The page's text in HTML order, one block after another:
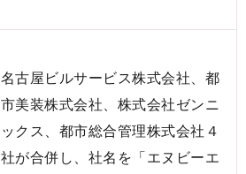
名古屋ビルサービス株式会社、都
市美装株式会社、株式会社ゼンニ
ックス、都市総合管理株式会社４
社が合併し、社名を「エヌビーエ